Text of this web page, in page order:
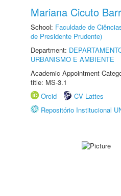
Mariana Cicuto
School: Faculdade de
de Presidente Prudente)
Department:
URBANISMO E AMBIENTE
Academic Appointment
title: MS-3.1
Orcid
CV Lattes
Repositório Institucional